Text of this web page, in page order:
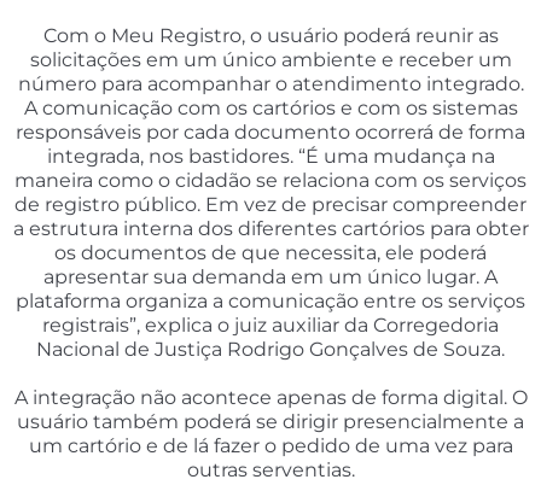
Com o Meu Registro, o usuário poderá reunir as
solicitações em um único ambiente e receber um
número para acompanhar o atendimento integrado.
A comunicação com os cartórios e com os sistemas
responsáveis por cada documento ocorrerá de forma
integrada, nos bastidores. “É uma mudança na
maneira como o cidadão se relaciona com os serviços
de registro público. Em vez de precisar compreender
a estrutura interna dos diferentes cartórios para obter
os documentos de que necessita, ele poderá
apresentar sua demanda em um único lugar. A
plataforma organiza a comunicação entre os serviços
registrais”, explica o juiz auxiliar da Corregedoria
Nacional de Justiça Rodrigo Gonçalves de Souza.
A integração não acontece apenas de forma digital. O
usuário também poderá se dirigir presencialmente a
um cartório e de lá fazer o pedido de uma vez para
outras serventias.